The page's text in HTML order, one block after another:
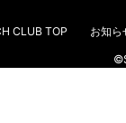
CLUB TOP お知ら